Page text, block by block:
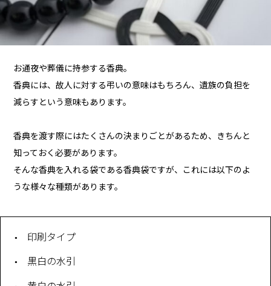
お通夜や葬儀に持参する香典。
香典には、故人に対する弔いの意味はもちろん、遺族の負担を
減らすという意味もあります。
香典を渡す際にはたくさんの決まりごとがあるため、きちんと
知っておく必要があります。
そんな香典を入れる袋である香典袋ですが、これには以下のよ
うな様々な種類があります。
印刷タイプ
黒白の水引